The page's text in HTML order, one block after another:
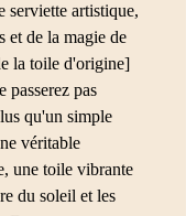
serviette artistique,
et de la magie de
la toile d'origine]
passerez pas
qu'un simple
véritable
une toile vibrante
du soleil et les